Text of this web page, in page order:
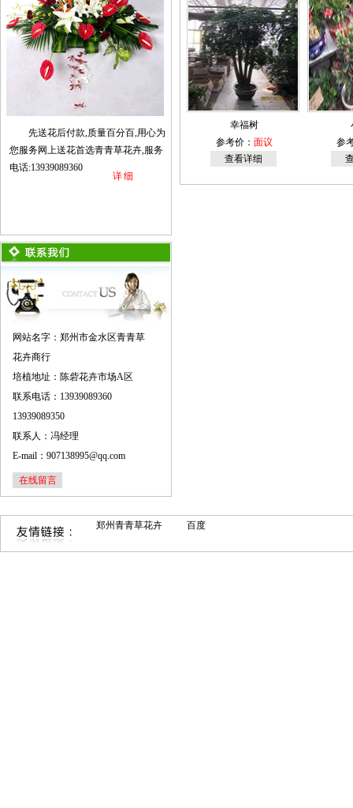
先送花后付款,质量百分百,用心为
您服务网上送花首选青青草花卉,服务
电话:13939089360
详细
网站名字：郑州市金水区青青草
花卉商行
培植地址：陈砦花卉市场A区
联系电话：13939089360
13939089350
联系人：冯经理
E-mail：907138995@qq.com
在线留言
幸福树
参考价： 面议
查看详细
参
郑州青青草花卉 百度